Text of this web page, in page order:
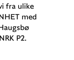
fra ulike
med
P2.